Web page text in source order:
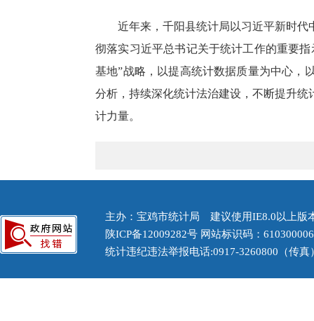
近年来，千阳县统计局以习近平新时
彻落实习近平总书记关于统计工作的重要
基地”战略，以提高统计数据质量为中心，
分析，持续深化统计法治建设，不断提升
计力量。
主办：宝鸡市统计局 建议使用IE8.0以上版
陕ICP备12009282号 网站标识码：
统计违纪违法举报电话:0917-3260800（传